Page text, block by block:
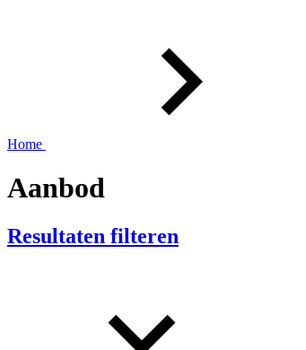
Home
Aanbod
Resultaten filteren